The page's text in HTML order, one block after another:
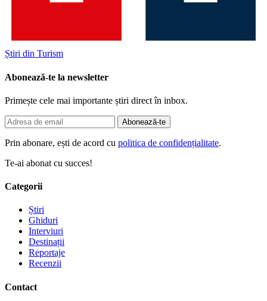
Știri din Turism
Abonează-te la newsletter
Primește cele mai importante știri direct în inbox.
Abonează-te
Prin abonare, ești de acord cu politica de confidențialitate.
Te-ai abonat cu succes!
Categorii
Știri
Ghiduri
Interviuri
Destinații
Reportaje
Recenzii
Contact